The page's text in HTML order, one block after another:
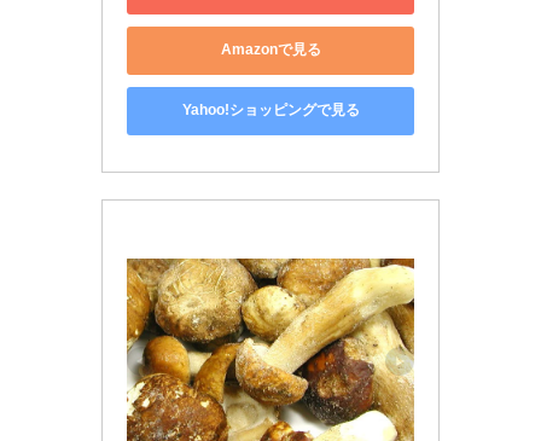
Amazonで見る
Yahoo!ショッピングで見る